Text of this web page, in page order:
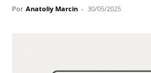
Por Anatoliy Marcin - 30/05/2025